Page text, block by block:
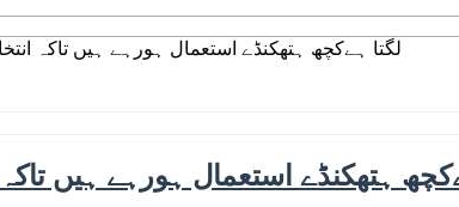
لگتا ہےکچھ ہتھکنڈے استعمال ہورہے ہیں تاکہ
ہتھکنڈے استعمال ہورہے ہیں